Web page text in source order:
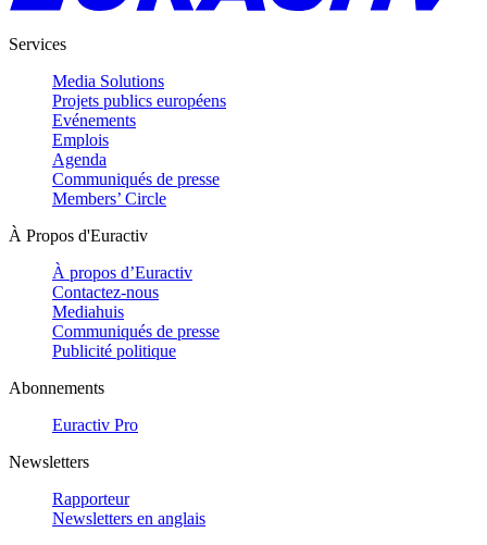
Services
Media Solutions
Projets publics européens
Evénements
Emplois
Agenda
Communiqués de presse
Members’ Circle
À Propos d'Euractiv
À propos d’Euractiv
Contactez-nous
Mediahuis
Communiqués de presse
Publicité politique
Abonnements
Euractiv Pro
Newsletters
Rapporteur
Newsletters en anglais